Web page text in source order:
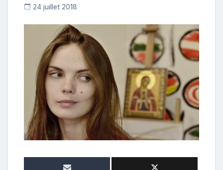
24 juillet 2018
n
r
i
b
r
i
c
e